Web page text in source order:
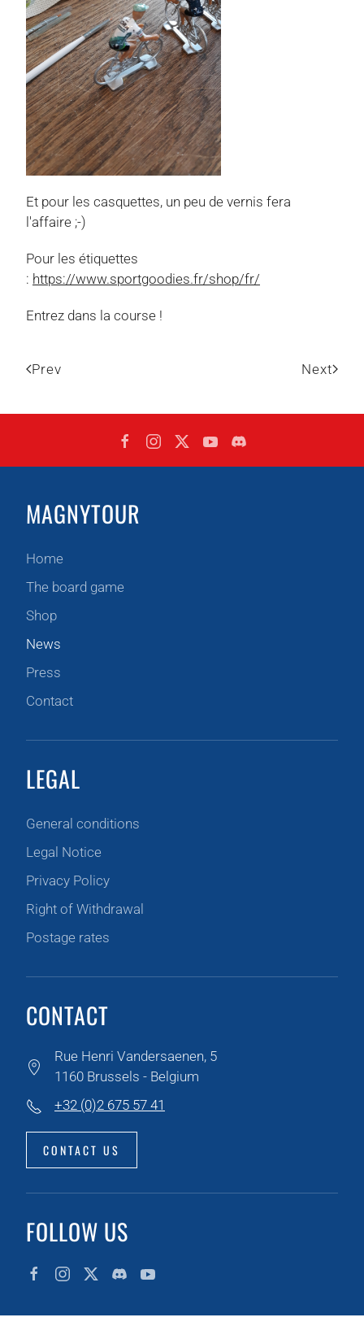
Et pour les casquettes, un peu de vernis fera
l'affaire ;-)
Pour les étiquettes
: https://www.sportgoodies.fr/shop/fr/
Entrez dans la course !
Prev Next
MAGNYTOUR
Home
The board game
Shop
News
Press
Contact
LEGAL
General conditions
Legal Notice
Privacy Policy
Right of Withdrawal
Postage rates
CONTACT
Rue Henri Vandersaenen, 5
1160 Brussels - Belgium
+32 (0)2 675 57 41
CONTACT US
FOLLOW US